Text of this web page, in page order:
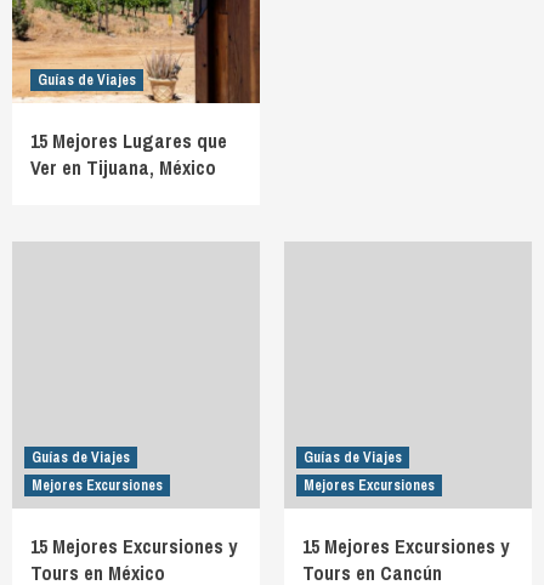
Guías de Viajes
15 Mejores Lugares que
Ver en Tijuana, México
Guías de Viajes
Mejores Excursiones
15 Mejores Excursiones y
Tours en México
Guías de Viajes
Mejores Excursiones
15 Mejores Excursiones y
Tours en Cancún